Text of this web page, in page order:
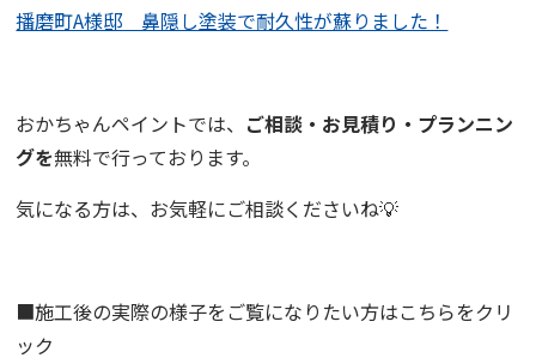
播磨町A様邸 鼻隠し塗装で耐久性が蘇りました！
おかちゃんペイントでは、 ご相談・お見積り・プランニン
グを無料で行っております。
気になる方は、お気軽にご相談くださいね💡
■施工後の実際の様子をご覧になりたい方はこちらをクリ
ック